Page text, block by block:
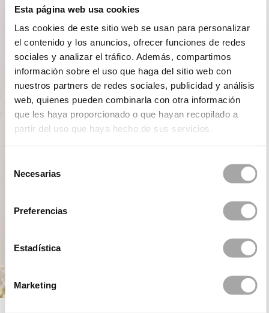
Esta página web usa cookies
Las cookies de este sitio web se usan para personalizar
el contenido y los anuncios, ofrecer funciones de redes
sociales y analizar el tráfico. Además, compartimos
información sobre el uso que haga del sitio web con
nuestros partners de redes sociales, publicidad y análisis
web, quienes pueden combinarla con otra información
que les haya proporcionado o que hayan recopilado a
partir del uso que haya hecho de sus servicios.
Necesarias
Preferencias
Estadística
Marketing